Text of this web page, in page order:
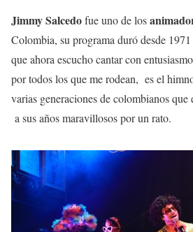
Jimmy Salcedofue uno de los
Colombia, su programa duró desde
que ahora escucho cantar con
por todos los que me rodean, es el
varias generaciones de colombianos
a sus años maravillosos por un rato.